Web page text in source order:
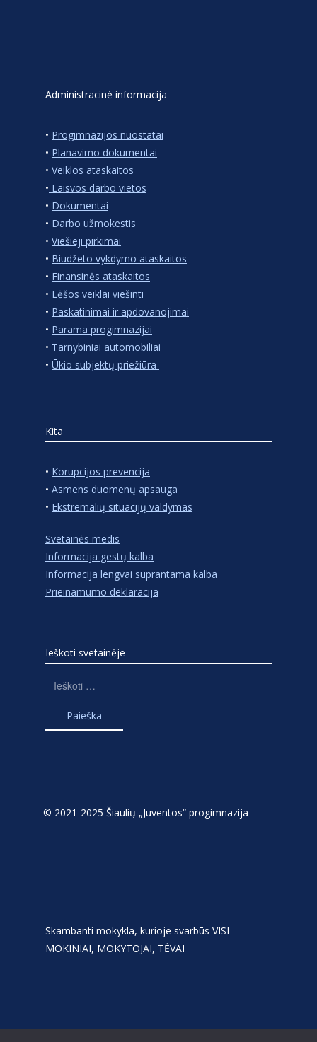
Administracinė informacija
• Progimnazijos nuostatai
• Planavimo dokumentai
• Veiklos ataskaitos
• Laisvos darbo vietos
• Dokumentai
• Darbo užmokestis
• Viešieji pirkimai
• Biudžeto vykdymo ataskaitos
• Finansinės ataskaitos
• Lėšos veiklai viešinti
• Paskatinimai ir apdovanojimai
• Parama progimnazijai
• Tarnybiniai automobiliai
• Ūkio subjektų priežiūra
Kita
• Korupcijos prevencija
• Asmens duomenų apsauga
• Ekstremalių situacijų valdymas
Svetainės medis
Informacija gestų kalba
Informacija lengvai suprantama kalba
Prieinamumo deklaracija
Ieškoti svetainėje
© 2021-2025 Šiaulių „Juventos“ progimnazija
Skambanti mokykla, kurioje svarbūs VISI –
MOKINIAI, MOKYTOJAI, TĖVAI